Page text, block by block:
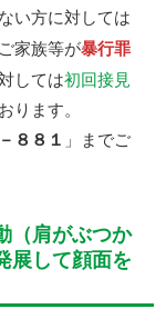
い方に対しては
家族等が暴行罪
しては初回接見
ります。
８８１ 」までご
（肩がぶつか
展して顔面を